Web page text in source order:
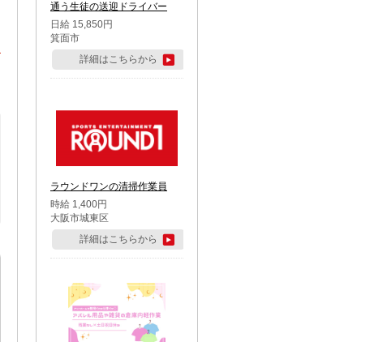
通う生徒の送迎ドライバー
日給 15,850円
箕面市
詳細はこちらから
ラウンドワンの清掃作業員
時給 1,400円
大阪市城東区
詳細はこちらから